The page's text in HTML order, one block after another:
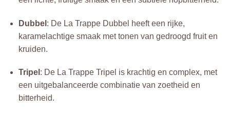
Dubbel : De La Trappe Dubbel heeft een rijke,
karamelachtige smaak met tonen van gedroogd fruit en
kruiden.
Tripel : De La Trappe Tripel is krachtig en complex, met
een uitgebalanceerde combinatie van zoetheid en
bitterheid.